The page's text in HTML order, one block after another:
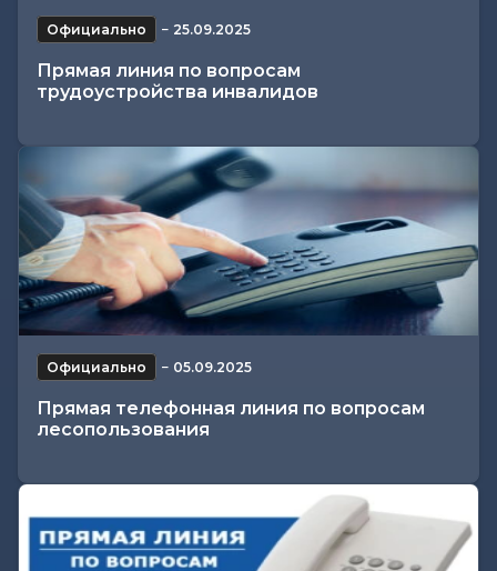
Официально − 25.09.2025
Прямая линия по вопросам
трудоустройства инвалидов
Официально − 05.09.2025
Прямая телефонная линия по вопросам
лесопользования